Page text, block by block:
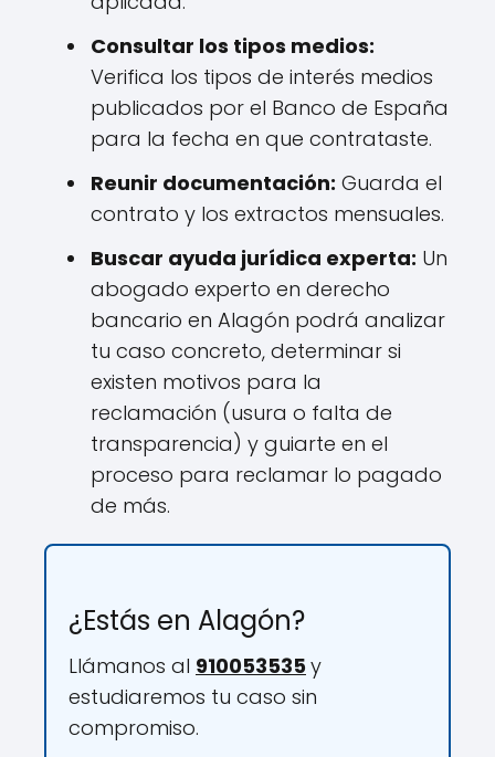
Consultar los tipos medios:
Verifica los tipos de interés medios
publicados por el Banco de España
para la fecha en que contrataste.
Reunir documentación: Guarda el
contrato y los extractos mensuales.
Buscar ayuda jurídica experta: Un
abogado experto en derecho
bancario en Alagón podrá analizar
tu caso concreto, determinar si
existen motivos para la
reclamación (usura o falta de
transparencia) y guiarte en el
proceso para reclamar lo pagado
de más.
¿Estás en Alagón?
Llámanos al 910053535y
estudiaremos tu caso sin
compromiso.